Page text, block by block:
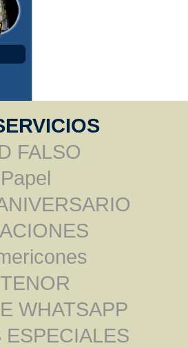
FALSO
WHATSAPP
ESPECIALES